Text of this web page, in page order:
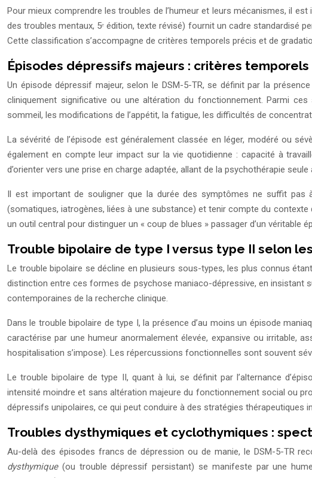
Pour mieux comprendre les troubles de l’humeur et leurs mécanismes, il
des troubles mentaux, 5ᵉ édition, texte révisé) fournit un cadre standardisé
Cette classification s’accompagne de critères temporels précis et de
Épisodes dépressifs majeurs : critères
Un épisode dépressif majeur, selon le DSM-5-TR, se définit par la
cliniquement significative ou une altération du fonctionnement. Parmi
sommeil, les modifications de l’appétit, la fatigue, les difficultés de
La sévérité de l’épisode est généralement classée en léger, modéré ou
également en compte leur impact sur la vie quotidienne : capacité à
d’orienter vers une prise en charge adaptée, allant de la psychothérapie
Il est important de souligner que la durée des symptômes ne suffit pas
(somatiques, iatrogènes, liées à une substance) et tenir compte du contexte
un outil central pour distinguer un « coup de blues » passager d’un véritable
Trouble bipolaire de type I versus type II selon
Le trouble bipolaire se décline en plusieurs sous-types, les plus connus
distinction entre ces formes de psychose maniaco-dépressive, en insistant
contemporaines de la recherche clinique.
Dans le trouble bipolaire de type I, la présence d’au moins un épisode
caractérise par une humeur anormalement élevée, expansive ou irritable,
hospitalisation s’impose). Les répercussions fonctionnelles sont souvent
Le trouble bipolaire de type II, quant à lui, se définit par l’alternance
intensité moindre et sans altération majeure du fonctionnement social ou
dépressifs unipolaires, ce qui peut conduire à des stratégies thérapeutiques
Troubles dysthymiques et cyclothymiques :
Au-delà des épisodes francs de dépression ou de manie, le DSM-5-TR
dysthymique(ou trouble dépressif persistant) se manifeste par une